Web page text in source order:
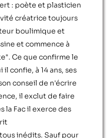
: poète et plasticien
créatrice toujours
boulimique et
et commence à
Ce que confirme le
confie, à 14 ans, ses
conseil de n'écrire
il exclut de faire
la Fac il exerce des
inédits. Sauf pour